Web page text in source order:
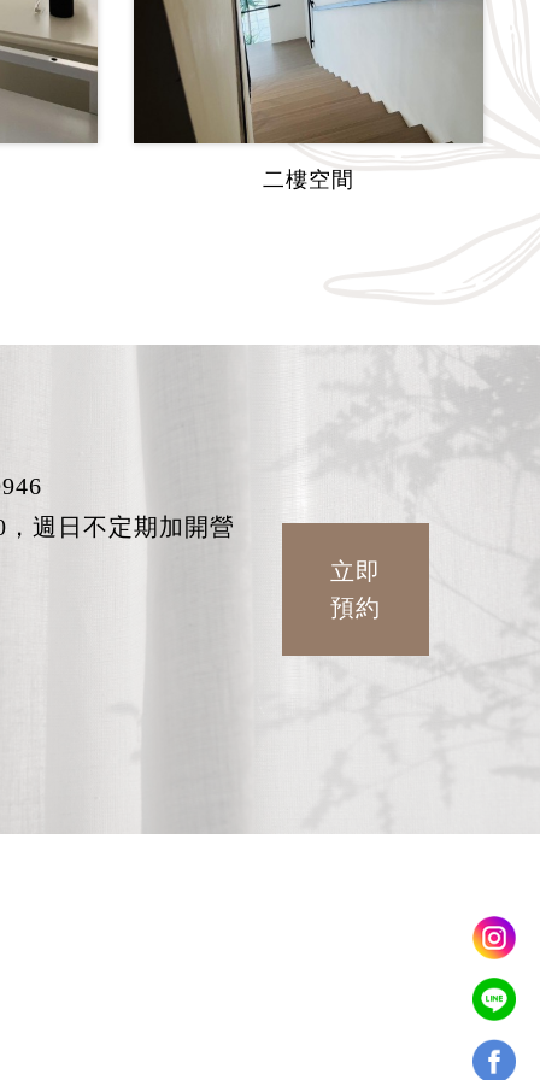
二樓空間
週日不定期加開營
立即
預約